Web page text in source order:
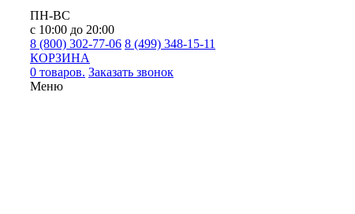
ПН-ВС
с 10:00 до 20:00
8 (800) 302-77-06 8 (499) 348-15-11
КОРЗИНА
0 товаров. Заказать звонок
Меню